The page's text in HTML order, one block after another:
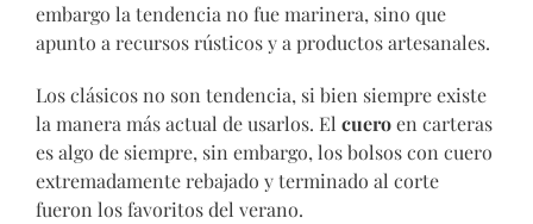
embargo la tendencia no fue marinera, sino que
apunto a recursos rústicos y a productos artesanales.
Los clásicos no son tendencia, si bien siempre existe
la manera más actual de usarlos. El cueroen carteras
es algo de siempre, sin embargo, los bolsos con cuero
extremadamente rebajado y terminado al corte
fueron los favoritos del verano.